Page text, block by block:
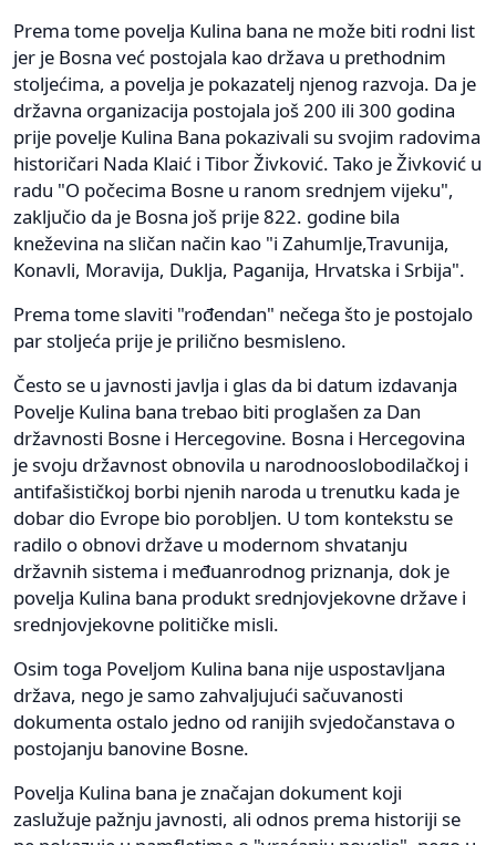
Prema tome povelja Kulina bana ne može biti rodni list
jer je Bosna već postojala kao država u prethodnim
stoljećima, a povelja je pokazatelj njenog razvoja. Da je
državna organizacija postojala još 200 ili 300 godina
prije povelje Kulina Bana pokazivali su svojim radovima
historičari Nada Klaić i Tibor Živković. Tako je Živković u
radu "O počecima Bosne u ranom srednjem vijeku",
zaključio da je Bosna još prije 822. godine bila
kneževina na sličan način kao "i Zahumlje,Travunija,
Konavli, Moravija, Duklja, Paganija, Hrvatska i Srbija".
Prema tome slaviti "rođendan" nečega što je postojalo
par stoljeća prije je prilično besmisleno.
Često se u javnosti javlja i glas da bi datum izdavanja
Povelje Kulina bana trebao biti proglašen za Dan
državnosti Bosne i Hercegovine. Bosna i Hercegovina
je svoju državnost obnovila u narodnooslobodilačkoj i
antifašističkoj borbi njenih naroda u trenutku kada je
dobar dio Evrope bio porobljen. U tom kontekstu se
radilo o obnovi države u modernom shvatanju
državnih sistema i međuanrodnog priznanja, dok je
povelja Kulina bana produkt srednjovjekovne države i
srednjovjekovne političke misli.
Osim toga Poveljom Kulina bana nije uspostavljana
država, nego je samo zahvaljujući sačuvanosti
dokumenta ostalo jedno od ranijih svjedočanstava o
postojanju banovine Bosne.
Povelja Kulina bana je značajan dokument koji
zaslužuje pažnju javnosti, ali odnos prema historiji se